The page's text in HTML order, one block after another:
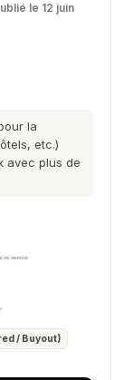
le 12 juin
la
etc.)
avec plus de
/ Buyout)